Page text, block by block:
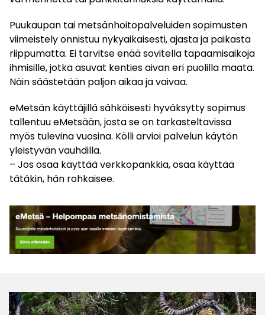
Puukaupan tai metsänhoitopalveluiden sopimusten
viimeistely onnistuu nykyaikaisesti, ajasta ja paikasta
riippumatta. Ei tarvitse enää sovitella tapaamisaikoja
ihmisille, jotka asuvat kenties aivan eri puolilla maata.
Näin säästetään paljon aikaa ja vaivaa.
eMetsän käyttäjillä sähköisesti hyväksytty sopimus
tallentuu eMetsään, josta se on tarkasteltavissa
myös tulevina vuosina. Kölli arvioi palvelun käytön
yleistyvän vauhdilla.
– Jos osaa käyttää verkkopankkia, osaa käyttää
tätäkin, hän rohkaisee.